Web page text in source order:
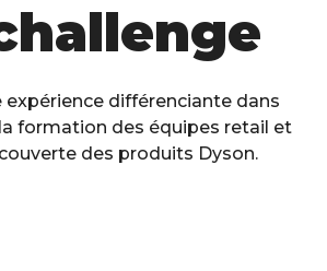
différenciante dans
formation des équipes retail et
des produits Dyson.